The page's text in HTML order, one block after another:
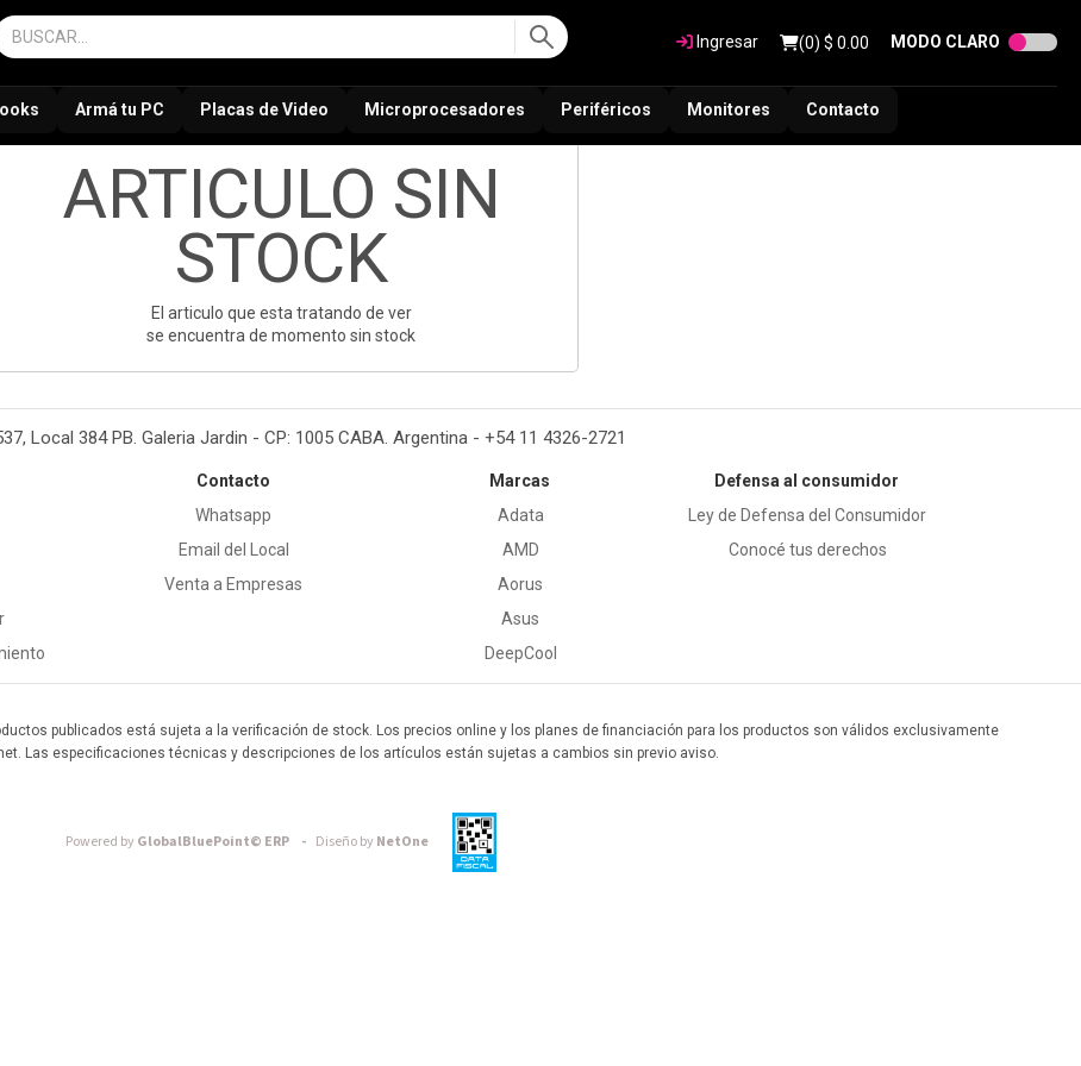
Ingresar (0) $ 0.00 MODO CLARO
Armá tu PC Placas de Video Microprocesadores Periféricos Monitores Contacto
ARTICULO SIN
STOCK
El articulo que esta tratando de ver
se encuentra de momento sin stock
Local 384 PB. Galeria Jardin - CP: 1005 CABA. Argentina - +54 11 4326-2721
Contacto
Whatsapp
Email del Local
Venta a Empresas
Marcas
Adata
AMD
Aorus
Asus
DeepCool
Defensa al consumidor
Ley de Defensa del Consumidor
Conocé tus derechos
publicados está sujeta a la verificación de stock. Los precios online y los planes de financiación para los productos son válidos exclusivamente
Las especificaciones técnicas y descripciones de los artículos están sujetas a cambios sin previo aviso.
Powered byGlobalBluePoint© ERP - Diseño byNetOne